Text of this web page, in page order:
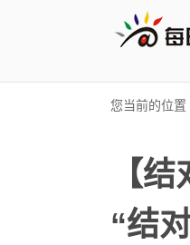
您当前的位置
【
“结